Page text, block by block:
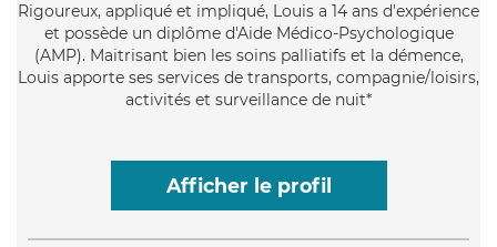
Rigoureux, appliqué et impliqué, Louis a 14 ans d'expérience
et possède un diplôme d'Aide Médico-Psychologique
(AMP). Maitrisant bien les soins palliatifs et la démence,
Louis apporte ses services de transports, compagnie/loisirs,
activités et surveillance de nuit*
Afficher le profil